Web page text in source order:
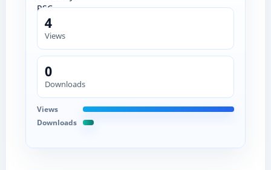
4
Views
0
Downloads
Views
Downloads